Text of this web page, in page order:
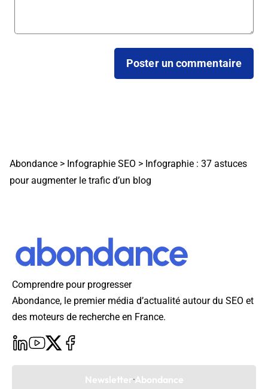
Abondance > Infographie SEO > Infographie : 37 astuces
pour augmenter le trafic d’un blog
Comprendre pour progresser
Abondance, le premier média d’actualité autour du SEO et
des moteurs de recherche en France.
Newsletter Abondance